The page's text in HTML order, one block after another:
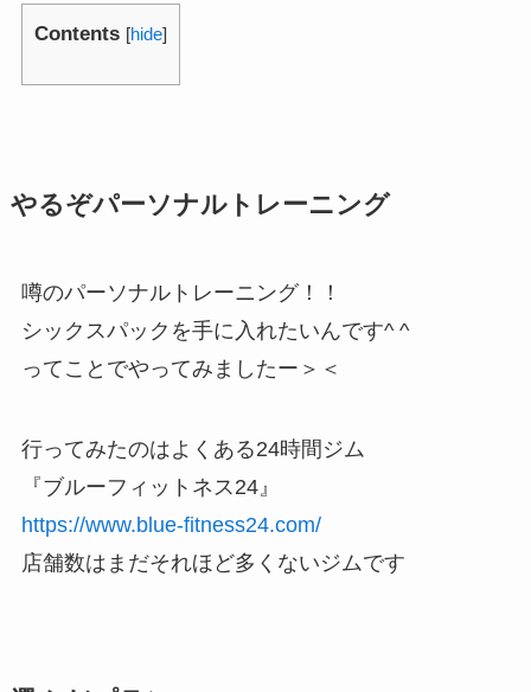
Contents [hide]
やるぞパーソナルトレーニング
噂のパーソナルトレーニング！！
シックスパックを手に入れたいんです^ ^
ってことでやってみましたー＞＜
行ってみたのはよくある24時間ジム
『ブルーフィットネス24』
https://www.blue-fitness24.com/
店舗数はまだそれほど多くないジムです